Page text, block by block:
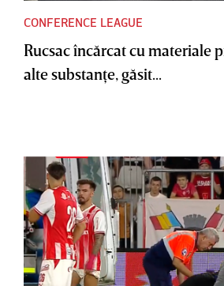
CONFERENCE LEAGUE
Rucsac încărcat cu materiale
alte substanţe, găsit...